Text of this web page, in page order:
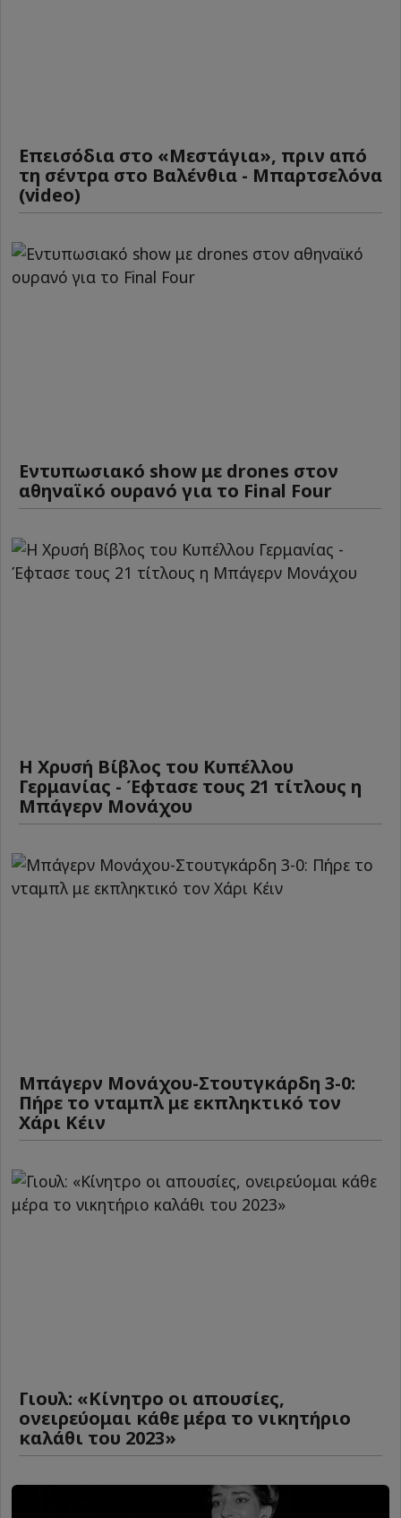
Επεισόδια στο «Μεστάγια», πριν από
τη σέντρα στο Βαλένθια - Μπαρτσελόνα
(video)
Εντυπωσιακό show με drones στον
αθηναϊκό ουρανό για το Final Four
Η Χρυσή Βίβλος του Κυπέλλου
Γερμανίας - Έφτασε τους 21 τίτλους η
Μπάγερν Μονάχου
Μπάγερν Μονάχου-Στουτγκάρδη 3-0:
Πήρε το νταμπλ με εκπληκτικό τον
Χάρι Κέιν
Γιουλ: «Κίνητρο οι απουσίες,
ονειρεύομαι κάθε μέρα το νικητήριο
καλάθι του 2023»